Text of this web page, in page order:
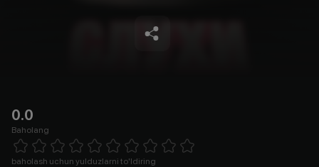
0.0
Baholang
1 Star 2 Stars 3 Stars 4 Stars5 Stars 6 Stars7 Stars8 Stars
baholash uchun yulduzlarni to'ldiring